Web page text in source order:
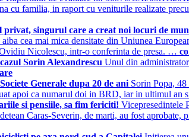
cu familia, in raport cu veniturile realizate
singurul care a creat noi locuri de
cea mai mica densitate din Uniunea
Nicolescu, intr-o conferinta de presa. …
Sorin Alexandrescu Unul din
Generale dupa 20 de ani Sorin Popa,
apoi ca numarul doi in BRD, iar in ultimul
si pensiile, sa fim fericiti! Vicepresedintele
Caras-Severin, de marti, au fost